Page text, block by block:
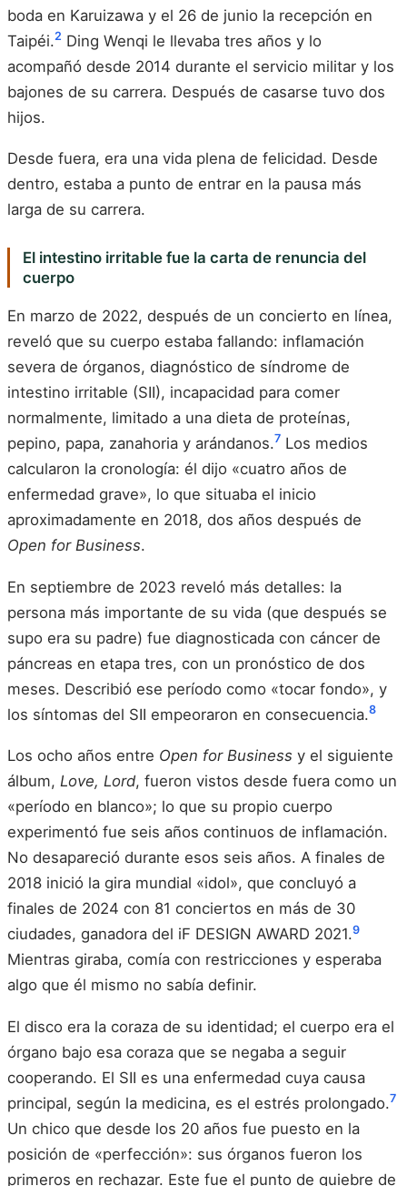
boda en Karuizawa y el 26 de junio la recepción en
Taipéi.2 Ding Wenqi le llevaba tres años y lo
acompañó desde 2014 durante el servicio militar y los
bajones de su carrera. Después de casarse tuvo dos
hijos.
Desde fuera, era una vida plena de felicidad. Desde
dentro, estaba a punto de entrar en la pausa más
larga de su carrera.
El intestino irritable fue la carta de renuncia del
cuerpo
En marzo de 2022, después de un concierto en línea,
reveló que su cuerpo estaba fallando: inflamación
severa de órganos, diagnóstico de síndrome de
intestino irritable (SII), incapacidad para comer
normalmente, limitado a una dieta de proteínas,
pepino, papa, zanahoria y arándanos.7 Los medios
calcularon la cronología: él dijo «cuatro años de
enfermedad grave», lo que situaba el inicio
aproximadamente en 2018, dos años después de
Open for Business.
En septiembre de 2023 reveló más detalles: la
persona más importante de su vida (que después se
supo era su padre) fue diagnosticada con cáncer de
páncreas en etapa tres, con un pronóstico de dos
meses. Describió ese período como «tocar fondo», y
los síntomas del SII empeoraron en consecuencia.8
Los ocho años entre Open for Business y el siguiente
álbum, Love, Lord, fueron vistos desde fuera como un
«período en blanco»; lo que su propio cuerpo
experimentó fue seis años continuos de inflamación.
No desapareció durante esos seis años. A finales de
2018 inició la gira mundial «idol», que concluyó a
finales de 2024 con 81 conciertos en más de 30
ciudades, ganadora del iF DESIGN AWARD 2021.9
Mientras giraba, comía con restricciones y esperaba
algo que él mismo no sabía definir.
El disco era la coraza de su identidad; el cuerpo era el
órgano bajo esa coraza que se negaba a seguir
cooperando. El SII es una enfermedad cuya causa
principal, según la medicina, es el estrés prolongado.7
Un chico que desde los 20 años fue puesto en la
posición de «perfección»: sus órganos fueron los
primeros en rechazar. Este fue el punto de quiebre de